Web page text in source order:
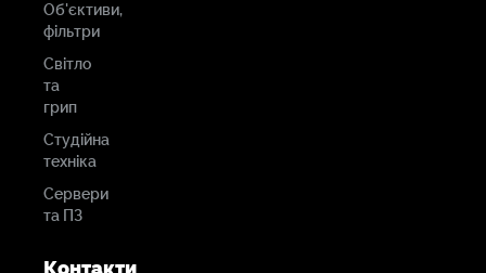
Об'єктиви,
фільтри
Світло
та
грип
Студійна
техніка
Сервери
та ПЗ